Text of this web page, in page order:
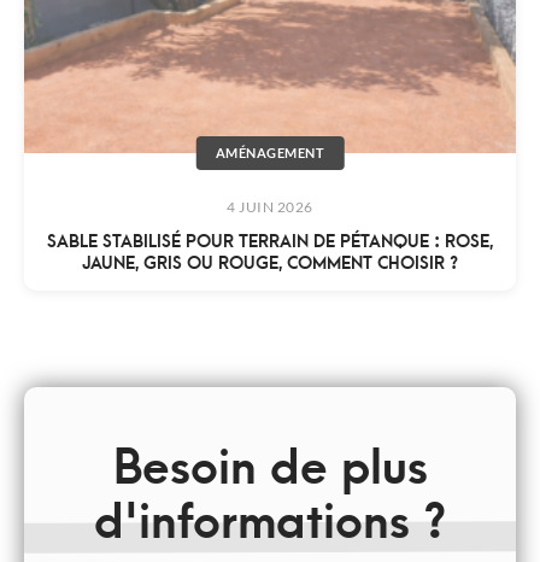
AMÉNAGEMENT
4 JUIN 2026
SABLE STABILISÉ POUR TERRAIN DE PÉTANQUE : ROSE,
JAUNE, GRIS OU ROUGE, COMMENT CHOISIR ?
Besoin de plus
d'informations ?